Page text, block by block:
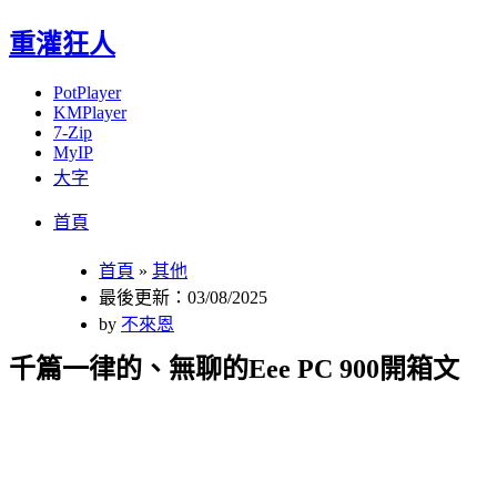
重灌狂人
PotPlayer
KMPlayer
7-Zip
MyIP
大字
首頁
首頁 » 其他
最後更新：03/08/2025
by 不來恩
千篇一律的、無聊的Eee PC 900開箱文